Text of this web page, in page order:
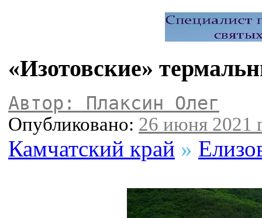
«Изотовские»
Автор: Плаксин Олег
Опубликовано: 26 июня 2021
Камчатский край »